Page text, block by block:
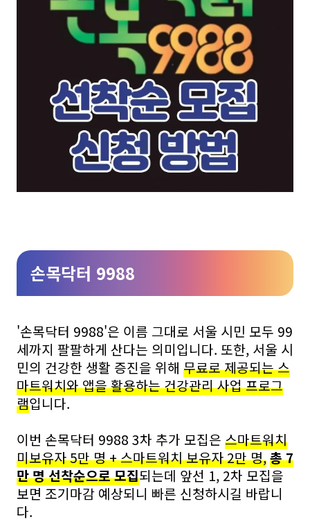
손목닥터 9988
'손목닥터 9988'은 이름 그대로 서울 시민 모두 99
세까지 팔팔하게 산다는 의미입니다. 또한, 서울 시
민의 건강한 생활 증진을 위해 무료로 제공되는 스
마트워치와 앱을 활용하는 건강관리 사업 프로그
램입니다.
이번 손목닥터 9988 3차 추가 모집은 스마트워치
미보유자 5만 명 + 스마트워치 보유자 2만 명,총 7
만 명 선착순으로 모집되는데 앞선 1, 2차 모집을
보면 조기마감 예상되니 빠른 신청하시길 바랍니
다.